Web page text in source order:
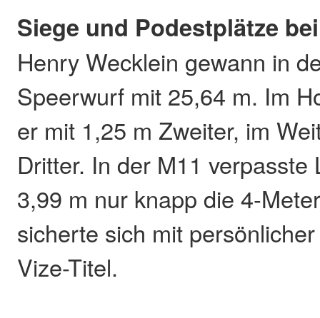
Siege und Podestplätze
Henry Wecklein gewann in
Speerwurf mit 25,64 m. Im
er mit 1,25 m Zweiter, im
Dritter. In der M11 verpasste
3,99 m nur knapp die 4-
sicherte sich mit
Vize-Titel.